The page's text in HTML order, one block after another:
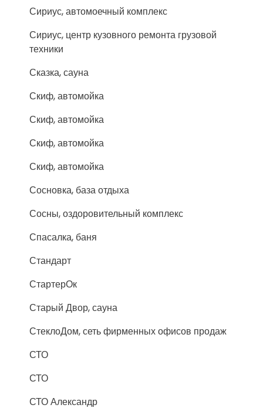
Сириус, автомоечный комплекс
Сириус, центр кузовного ремонта грузовой
техники
Сказка, сауна
Скиф, автомойка
Скиф, автомойка
Скиф, автомойка
Скиф, автомойка
Сосновка, база отдыха
Сосны, оздоровительный комплекс
Спасалка, баня
Стандарт
СтартерОк
Старый Двор, сауна
СтеклоДом, сеть фирменных офисов продаж
СТО
СТО
СТО Александр